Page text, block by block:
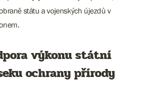
státu a vojenských újezdů v
výkonu státní
ochrany přírody